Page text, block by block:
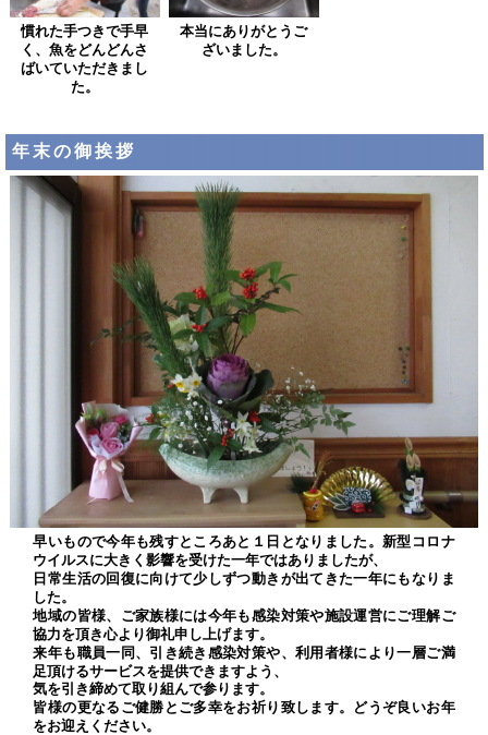
慣れた手つきで手早
く、魚をどんどんさ
ばいていただきまし
た。
本当にありがとうご
ざいました。
年末の御挨拶
早いもので今年も残すところあと１日となりました。新型コロナ
ウイルスに大きく影響を受けた一年ではありましたが、
日常生活の回復に向けて少しずつ動きが出てきた一年にもなりま
した。
地域の皆様、ご家族様には今年も感染対策や施設運営にご理解ご
協力を頂き心より御礼申し上げます。
来年も職員一同、引き続き感染対策や、利用者様により一層ご満
足頂けるサービスを提供できますよう、
気を引き締めて取り組んで参ります。
皆様の更なるご健勝とご多幸をお祈り致します。どうぞ良いお年
をお迎えください。